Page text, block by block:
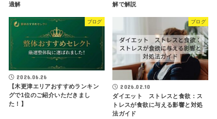
適解
解で解説
ブログ
2026.06.26
【木更津エリアおすすめランキン
グで1位のご紹介いただきまし
た！】
ブログ
2026.02.10
ダイエット ストレスと食欲：ス
トレスが食欲に与える影響と対処
法ガイド